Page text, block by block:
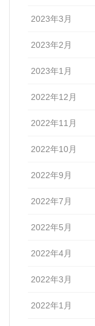
2023年3月
2023年2月
2023年1月
2022年12月
2022年11月
2022年10月
2022年9月
2022年7月
2022年5月
2022年4月
2022年3月
2022年1月